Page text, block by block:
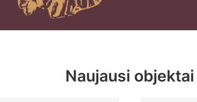
Naujausi objektai